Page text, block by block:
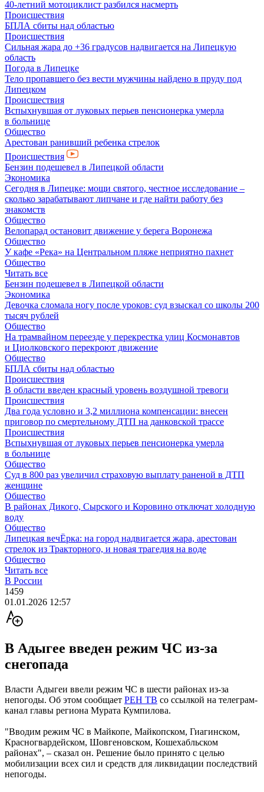
40-летний мотоциклист разбился насмерть
Происшествия
БПЛА сбиты над областью
Происшествия
Сильная жара до +36 градусов надвигается на Липецкую
область
Погода в Липецке
Тело пропавшего без вести мужчины найдено в пруду под
Липецком
Происшествия
Вспыхнувшая от луковых перьев пенсионерка умерла
в больнице
Общество
Арестован ранивший ребенка стрелок
Происшествия
Бензин подешевел в Липецкой области
Экономика
Сегодня в Липецке: мощи святого, честное исследование –
сколько зарабатывают липчане и где найти работу без
знакомств
Общество
Велопарад остановит движение у берега Воронежа
Общество
У кафе «Река» на Центральном пляже неприятно пахнет
Общество
Читать все
Бензин подешевел в Липецкой области
Экономика
Девочка сломала ногу после уроков: суд взыскал со школы 200
тысяч рублей
Общество
На трамвайном переезде у перекрестка улиц Космонавтов
и Циолковского перекроют движение
Общество
БПЛА сбиты над областью
Происшествия
В области введен красный уровень воздушной тревоги
Происшествия
Два года условно и 3,2 миллиона компенсации: внесен
приговор по смертельному ДТП на данковской трассе
Происшествия
Вспыхнувшая от луковых перьев пенсионерка умерла
в больнице
Общество
Суд в 800 раз увеличил страховую выплату раненой в ДТП
женщине
Общество
В районах Дикого, Сырского и Коровино отключат холодную
воду
Общество
Липецкая вечЁрка: на город надвигается жара, арестован
стрелок из Тракторного, и новая трагедия на воде
Общество
Читать все
В России
1459
01.01.2026 12:57
В Адыгее введен режим ЧС из-за
снегопада
Власти Адыгеи ввели режим ЧС в шести районах из-за
непогоды. Об этом сообщает РЕН ТВ со ссылкой на телеграм-
канал главы региона Мурата Кумпилова.
"Вводим режим ЧС в Майкопе, Майкопском, Гиагинском,
Красногвардейском, Шовгеновском, Кошехабльском
районах", – сказал он. Решение было принято с целью
мобилизации всех сил и средств для ликвидации последствий
непогоды.